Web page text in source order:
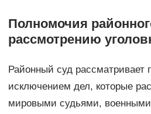
Полномочия
рассмотрению
Районный суд рассматривает
исключением дел, которые
мировыми судьями,